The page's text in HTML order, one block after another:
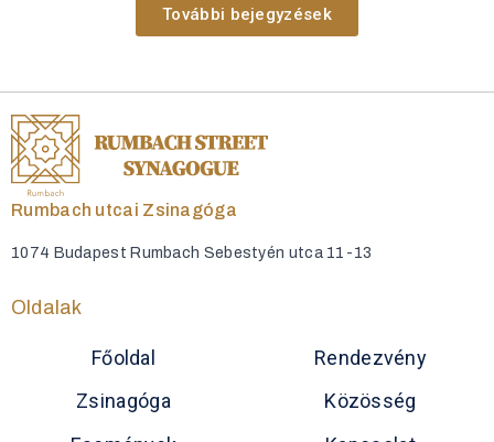
További bejegyzések
Rumbach utcai Zsinagóga
1074 Budapest Rumbach Sebestyén utca 11-13
Oldalak
Főoldal
Zsinagóga
Rendezvény
Közösség